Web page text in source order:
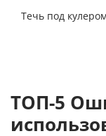
Течь под
ТОП-5